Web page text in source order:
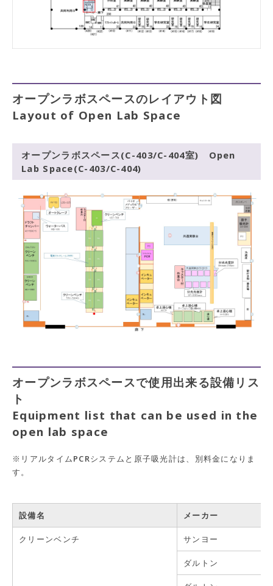
オープンラボスペースのレイアウト図
Layout of Open Lab Space
オープンラボスペース(C-403/C-404室) Open
Lab Space(C-403/C-404)
オープンラボスペースで使用出来る設備リス
ト
Equipment list that can be used in the
open lab space
※リアルタイムPCRシステムと原子吸光計は、別料金になりま
す。
設備名 メーカー
クリーンベンチ サンヨー
ダルトン